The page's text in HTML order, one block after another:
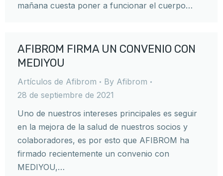
mañana cuesta poner a funcionar el cuerpo…
AFIBROM FIRMA UN CONVENIO CON
MEDIYOU
Artículos de Afibrom By Afibrom
28 de septiembre de 2021
Uno de nuestros intereses principales es seguir
en la mejora de la salud de nuestros socios y
colaboradores, es por esto que AFIBROM ha
firmado recientemente un convenio con
MEDIYOU,…